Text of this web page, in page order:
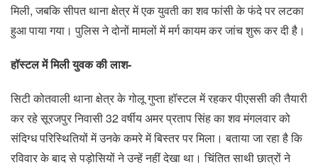
मिली, जबकि सीपत थाना क्षेत्र में एक युवती का शव फांसी के फंदे पर लटका
हुआ पाया गया। पुलिस ने दोनों मामलों में मर्ग कायम कर जांच शुरू कर दी है।
हॉस्टल में मिली युवक की लाश-
सिटी कोतवाली थाना क्षेत्र के गोलू गुप्ता हॉस्टल में रहकर पीएससी की तैयारी
कर रहे सूरजपुर निवासी 32 वर्षीय अमर प्रताप सिंह का शव मंगलवार को
संदिग्ध परिस्थितियों में उनके कमरे में बिस्तर पर मिला। बताया जा रहा है कि
रविवार के बाद से पड़ोसियों ने उन्हें नहीं देखा था। चिंतित साथी छात्रों ने